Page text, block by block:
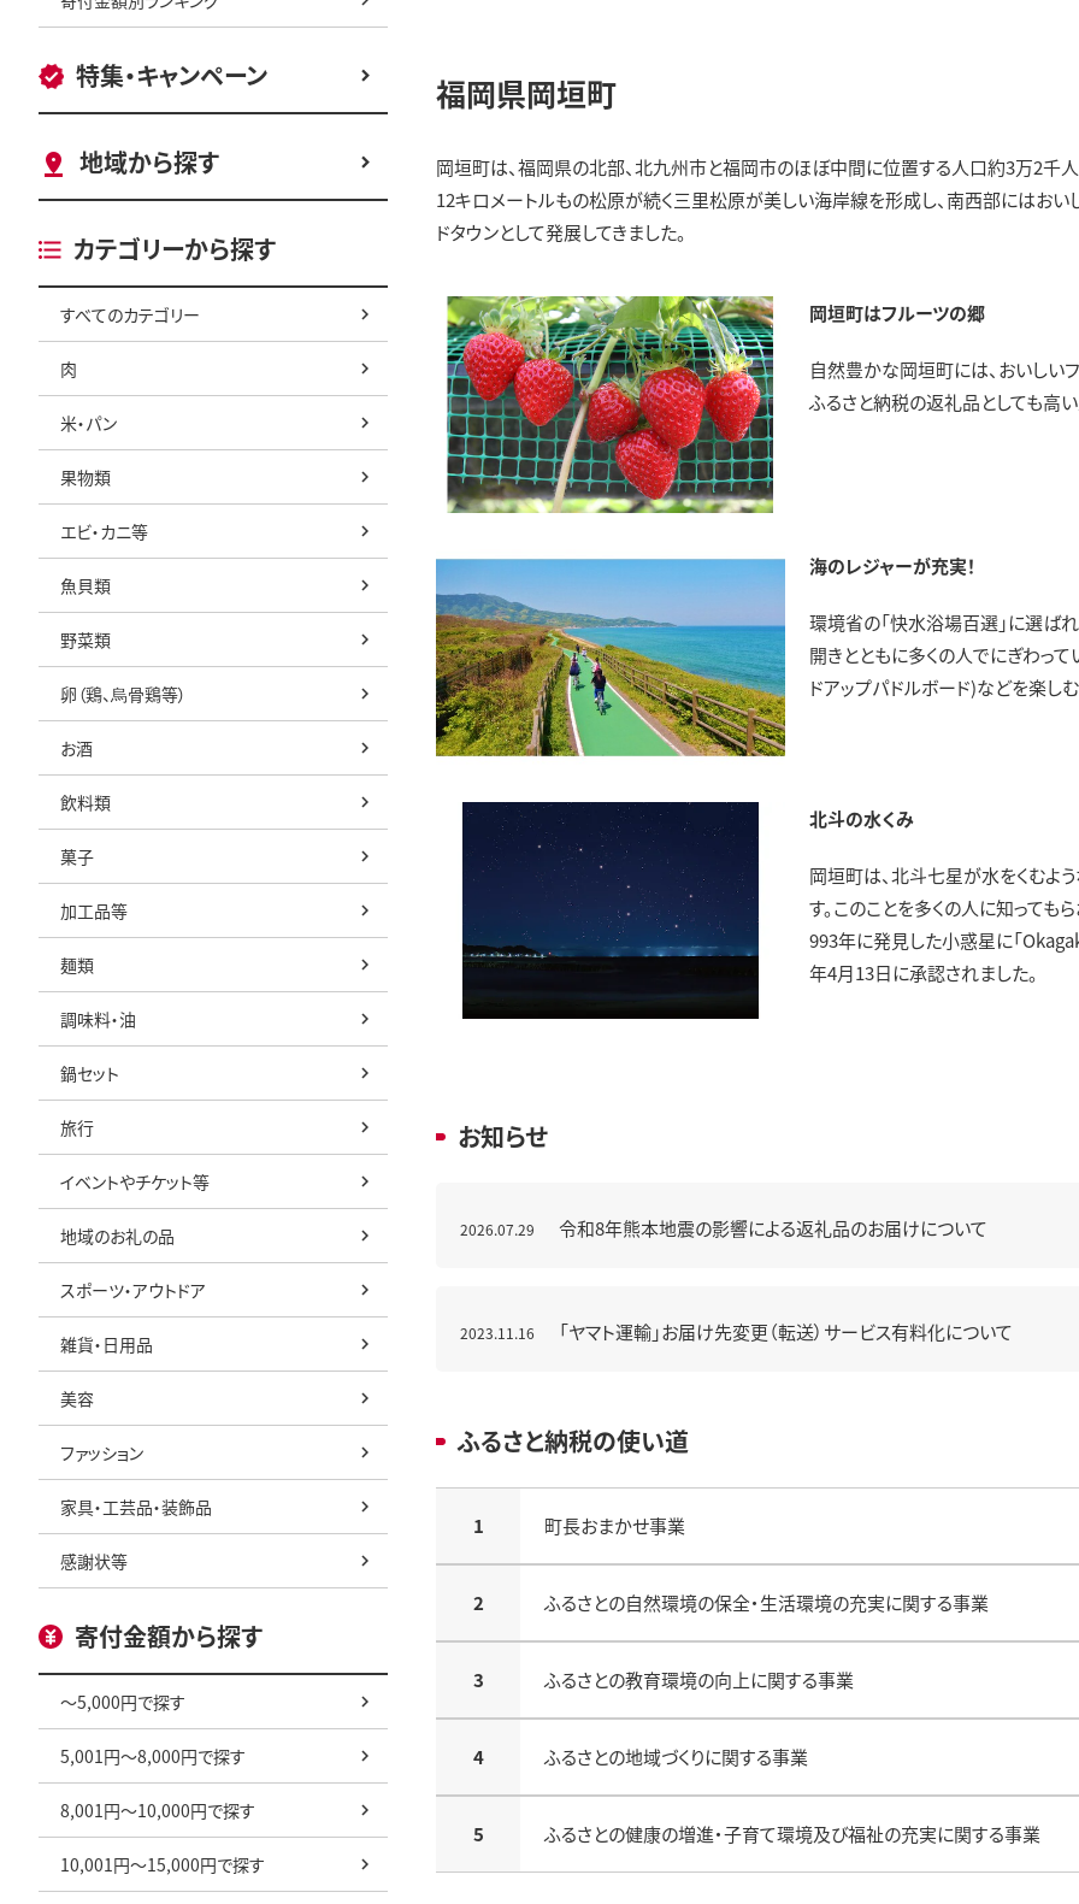
特集・キャンペーン
地域から探す
カテゴリーから探す
すべてのカテゴリー
肉
米・パン
果物類
エビ・カニ等
魚貝類
野菜類
卵（鶏、烏骨鶏等）
お酒
飲料類
菓子
加工品等
麺類
調味料・油
鍋セット
旅行
イベントやチケット等
地域のお礼の品
スポーツ・アウトドア
雑貨・日用品
美容
ファッション
家具・工芸品・装飾品
感謝状等
寄付金額から探す
～5,000円で探す
5,001円～8,000円で探す
8,001円～10,000円で探す
10,001円～15,000円で探す
福岡県岡垣町
岡垣町は、福岡県の北部、北九州市と福岡市のほぼ中間に位置する人口約3万2千人
12キロメートルもの松原が続く三里松原が美しい海岸線を形成し、南西部にはお
ドタウンとして発展してきました。
岡垣町はフルーツの郷
自然豊かな岡垣町には、おいしいフ
ふるさと納税の返礼品としても高
海のレジャーが充実！
環境省の「快水浴場百選」に選ば
開きとともに多くの人でにぎわって
ドアップパドルボード)などを楽し
北斗の水くみ
岡垣町は、北斗七星が水をくむよ
す。このことを多くの人に知って
993年に発見した小惑星に「
年4月13日に承認されました。
お知らせ
2026.07.29 令和8年熊本地震の影響による返礼品のお届けについて
2023.11.16 「ヤマト運輸」お届け先変更（転送）サービス有料化について
ふるさと納税の使い道
1 町長おまかせ事業
2 ふるさとの自然環境の保全・生活環境の充実に関する事業
3 ふるさとの教育環境の向上に関する事業
4 ふるさとの地域づくりに関する事業
5 ふるさとの健康の増進・子育て環境及び福祉の充実に関する事業